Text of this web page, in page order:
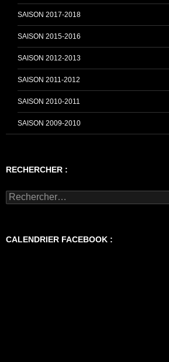
SAISON 2017-2018
SAISON 2015-2016
SAISON 2012-2013
SAISON 2011-2012
SAISON 2010-2011
SAISON 2009-2010
RECHERCHER :
Rechercher :
CALENDRIER FACEBOOK :